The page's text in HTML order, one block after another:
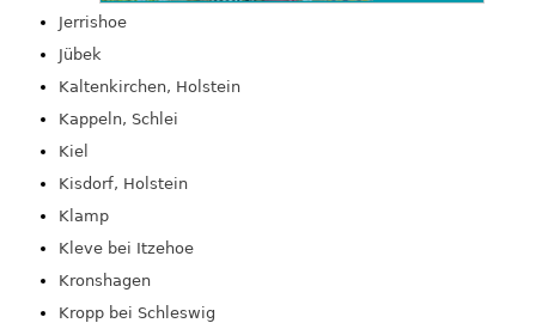
Jerrishoe
Jübek
Kaltenkirchen, Holstein
Kappeln, Schlei
Kiel
Kisdorf, Holstein
Klamp
Kleve bei Itzehoe
Kronshagen
Kropp bei Schleswig